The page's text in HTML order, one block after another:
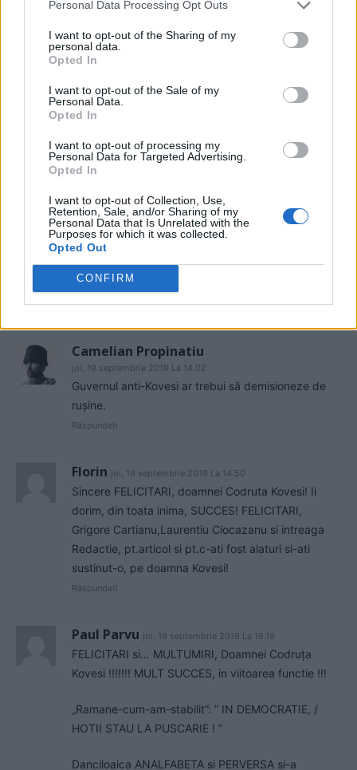
Personal Data Processing Opt Outs
I want to opt-out of the Sharing of my
personal data.
Opted In
I want to opt-out of the Sale of my
Personal Data.
Opted In
I want to opt-out of processing my
Personal Data for Targeted Advertising.
Opted In
I want to opt-out of Collection, Use,
Retention, Sale, and/or Sharing of my
Personal Data that Is Unrelated with the
Purposes for which it was collected.
Opted Out
CONFIRM
Există riscul unor consecințe
pierdem 5 miliarde de euro și nu
Pîslaru
News
DIICOT în această vară, după ”cazul
Pașca – Dumbrava”. Un fost
consilier al lui Băsescu a fost
percheziționat și...
Camelian Propinatiu
joi, 19 septembrie 2019 La 14.02
Guvernul anti-Kovesi ar trebui să demisioneze de
ruşine.
Răspundeți
Florin joi, 19 septembrie 2019 La 14.50
Sincere FELICITARI, doamnei Codruta Kovesi! Ii
dorim, din toata inima, SUCCES! FELICITARI,
Grigore Cartianu,Laurentiu Ciocazanu si intreaga
Redactie, pt.articol si pt.c-ati fost alaturi si-ati
sustinut-o, pe doamna Kovesi!
Răspundeți
Paul Parvu joi, 19 septembrie 2019 La 16.19
FELICITARI si… MULTUMIRI, Doamnei Codruța
Kovesi !!!!!!! MULT SUCCES, in viitoarea functie !!!
„Ramane-cum-am-stabilit”: ” IN DEMOCRATIE, /
HOTII STAU LA PUSCARIE ! ”
Danciloaica ANALFABETA si PERVERSA si-a